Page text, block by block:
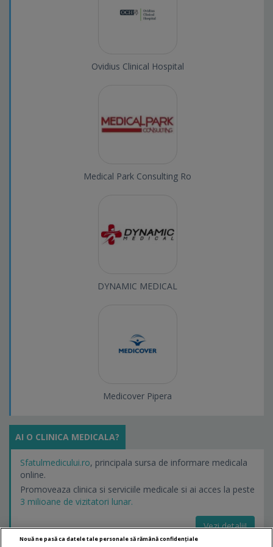
Ovidius Clinical Hospital
Medical Park Consulting Ro
DYNAMIC MEDICAL
Medicover Pipera
AI O CLINICA MEDICALA?
Sfatulmedicului.ro, principala sursa de informare medicala
online.
Promoveaza clinica si serviciile medicale si ai acces la peste
3 milioane de vizitatori lunar.
Vezi detalii!
Nouă ne pasă ca datele tale personale să rămână confidențiale